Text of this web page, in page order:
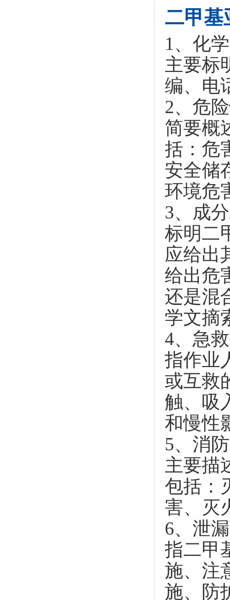
二甲基
1、化
主要标
编、电
2、危
简要概
括：危
安全储
环境危
3、成
标明二
应给出
给出危
还是混
学文摘
4、急
指作业
或互救
触、吸
和慢性
5、消
主要描
包括：
害、灭
6、泄
指二甲
施、注
施、防